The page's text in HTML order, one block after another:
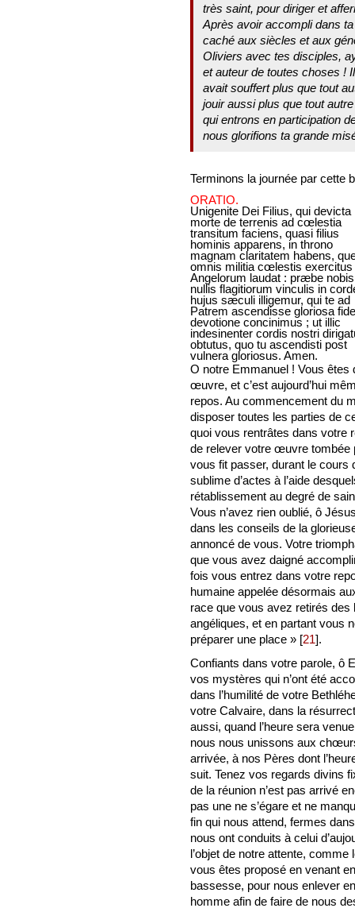
très saint, pour diriger et
Après avoir accompli dans
caché aux siècles et aux
Oliviers avec tes disciples,
et auteur de toutes choses !
avait souffert plus que tout
jouir aussi plus que tout
qui entrons en participation
nous glorifions ta grande
Terminons la journée par cette
ORATIO.
Unigenite Dei Filius, qui devicta
morte de terrenis ad cœlestia
transitum faciens, quasi filius
hominis apparens, in throno
magnam claritatem habens,
omnis militia cœlestis exercitus
Angelorum laudat : præbe
nullis flagitiorum vinculis in
hujus sæculi illigemur, qui te ad
Patrem ascendisse gloriosa
devotione concinimus ; ut illic
indesinenter cordis nostri
obtutus, quo tu ascendisti post
vulnera gloriosus. Amen.
O notre Emmanuel ! Vous êtes
œuvre, et c’est aujourd’hui
repos. Au commencement du
disposer toutes les parties de
quoi vous rentrâtes dans votre
de relever votre œuvre tombée
vous fit passer, durant le cours
sublime d’actes à l’aide
rétablissement au degré de
Vous n’avez rien oublié, ô
dans les conseils de la
annoncé de vous. Votre
que vous avez daigné
fois vous entrez dans votre
humaine appelée désormais
race que vous avez retirés
angéliques, et en partant vous
préparer une place » [21].
Confiants dans votre parole, ô
vos mystères qui n’ont été
dans l’humilité de votre
votre Calvaire, dans la
aussi, quand l’heure sera
nous nous unissons aux
arrivée, à nos Pères dont
suit. Tenez vos regards divins
de la réunion n’est pas arrivé
pas une ne s’égare et ne
fin qui nous attend, fermes
nous ont conduits à celui
l’objet de notre attente,
vous êtes proposé en venant
bassesse, pour nous enlever
homme afin de faire de nous